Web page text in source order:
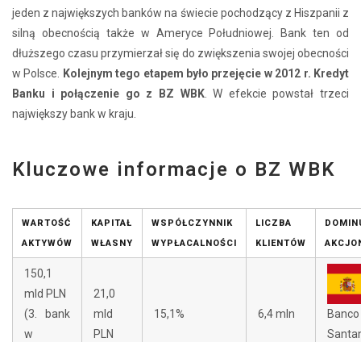
jeden z największych banków na świecie pochodzący z Hiszpanii z
silną obecnością także w Ameryce Południowej. Bank ten od
dłuższego czasu przymierzał się do zwiększenia swojej obecności
w Polsce.
Kolejnym tego etapem było przejęcie w 2012 r. Kredyt
Banku i połączenie go z BZ WBK. W efekcie powstał trzeci
największy bank w kraju.
Kluczowe informacje o BZ WBK
WARTOŚĆ
AKTYWÓW
KAPITAŁ
WŁASNY
WSPÓŁCZYNNIK
WYPŁACALNOŚCI
LICZBA
KLIENTÓW
150,1
mld PLN
(3. bank
w
21,0
mld
PLN
15,1% 6,4 mln
Banco